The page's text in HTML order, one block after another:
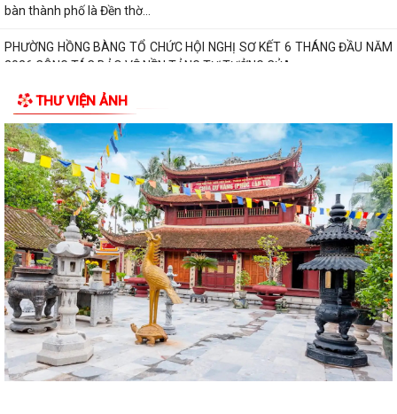
bàn thành phố là Đền thờ...
PHƯỜNG HỒNG BÀNG TỔ CHỨC HỘI NGHỊ SƠ KẾT 6 THÁNG ĐẦU NĂM
2026 CÔNG TÁC BẢO VỆ NỀN TẢNG TƯ TƯỞNG CỦA...
Hội Cựu CAND phường Hồng Bàng đi thăm, tặng quà các gia đình
Phường Hồng Bàng phát huy vai trò, nâng cao hiệu lực, hiệu quả hoạt
động của bộ máy chính quyền cơ...
TUỔI TRẺ PHƯỜNG HỒNG BÀNG TỔ CHỨC CHƯƠNG TRÌNH NÓI
CHUYỆN TRUYỀN THỐNG NHÂN KỶ NIỆM 79 NĂM NGÀY...
Đồng chí Nguyễn Văn Tuấn, Bí thư Đảng ủy phường Hồng Bàng được
Chủ tịch UBND thành phố tặng Bằng...
Đoàn lãnh đạo Đảng uỷ - HĐND - UBND - UBMTQ Việt Nam phường
Hồng Bàng thăm và tặng quà các gia đình...
PHƯỜNG HỒNG BÀNG PHỐI HỢP VỚI CÁC ĐƠN VỊ, DOANH NGHIỆP VÀ
THƯ VIỆN ẢNH